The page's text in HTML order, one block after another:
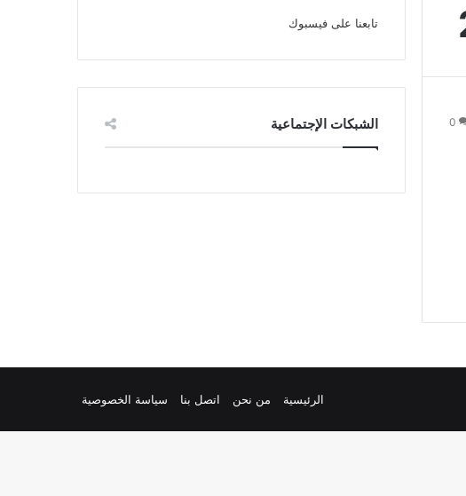
0
تابعنا على فيسبوك
الشبكات الإجتماعية
الرئيسية من نحن اتصل بنا سياسة الخصوصية